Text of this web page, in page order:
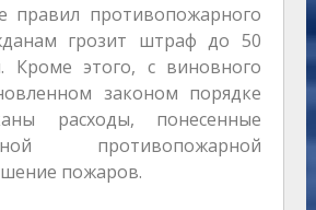
правил противопожарного
грозит штраф до 50
Кроме этого, с виновного
законом порядке
расходы, понесенные
противопожарной
пожаров.